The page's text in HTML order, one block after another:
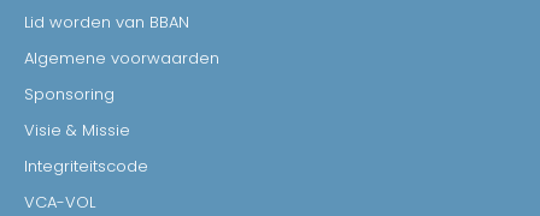
Lid worden van BBAN
Algemene voorwaarden
Sponsoring
Visie & Missie
Integriteitscode
VCA-VOL